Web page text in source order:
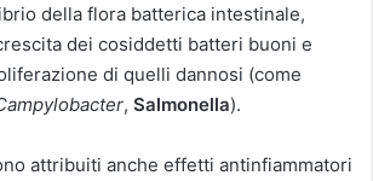
della flora batterica intestinale,
dei cosiddetti batteri buoni e
di quelli dannosi (come
, Salmonella).
attribuiti anche effetti antinfiammatori